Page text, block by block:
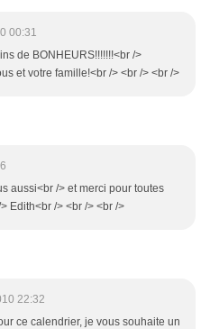
00:31
de BONHEURS!!!!!!!<br />
et votre famille!<br /> <br /> <br />
aussi<br /> et merci pour toutes
Edith<br /> <br /> <br />
22:32
ce calendrier, je vous souhaite un